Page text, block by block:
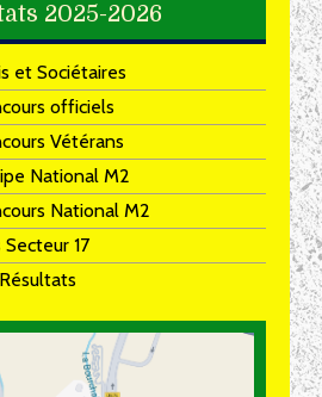
2025-2026
et Sociétaires
officiels
Vétérans
National M2
National M2
17